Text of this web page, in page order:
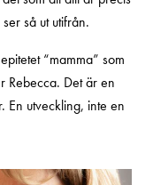
så ut utifrån.
“mamma” som
Rebecca. Det är en
utveckling, inte en